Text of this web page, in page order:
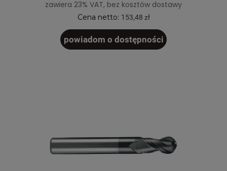
zawiera 23% VAT, bez kosztów dostawy
Cena netto: 153,48 zł
powiadom o dostępności